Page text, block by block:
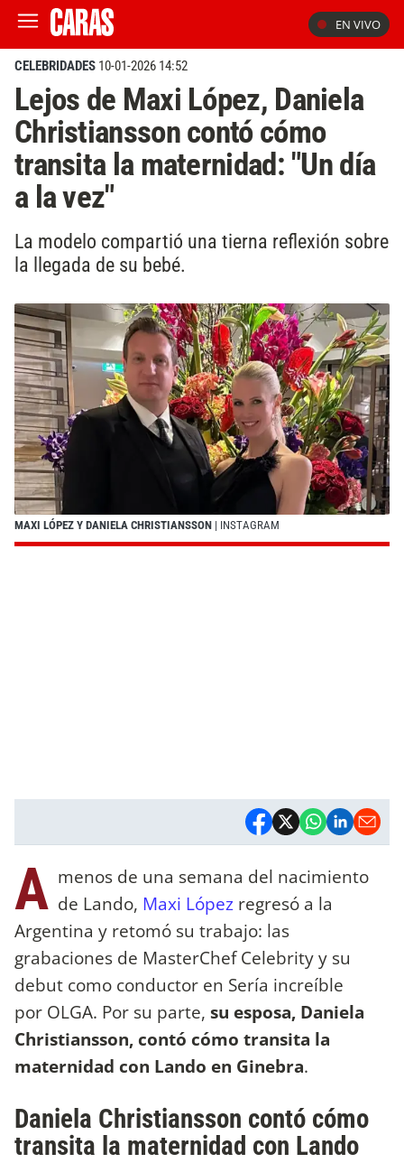
EN VIVO
CELEBRIDADES 10-01-2026 14:52
Lejos de Maxi López, Daniela
Christiansson contó cómo
transita la maternidad: "Un día
a la vez"
La modelo compartió una tierna reflexión sobre
la llegada de su bebé.
MAXI LÓPEZ Y DANIELA CHRISTIANSSON | INSTAGRAM
A menos de una semana del nacimiento
de Lando, Maxi López regresó a la
Argentina y retomó su trabajo: las
grabaciones de MasterChef Celebrity y su
debut como conductor en Sería increíble
por OLGA. Por su parte, su esposa, Daniela
Christiansson, contó cómo transita la
maternidad con Lando en Ginebra.
Daniela Christiansson contó cómo
transita la maternidad con Lando